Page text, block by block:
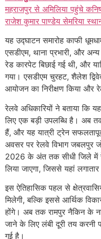
महराजपुर से अमिलिया पहुंचे
राजेश कुमार पाण्डेय सेमरिया
यह उद्घाटन समारोह काफी
एसडीएम, थाना प्रभारी, और
रेड कारपेट बिछाई गई थी, और
गया। एसडीएम चुरहट, शैलेश
आयोजन का निरीक्षण किया और
रेलवे अधिकारियों ने बताया कि
लिए एक बड़ी उपलब्धि है। अब
हैं, और यह यात्री ट्रेन
अवसर पर रेलवे विभाग जबलपुर
2026 के अंत तक सीधी जिले में
लिया जाएगा, जिससे यहां
इस ऐतिहासिक पहल से
मिलेगी, बल्कि इससे आर्थिक
होंगे। अब तक रामपुर नैकिन के
जाने के लिए लंबी दूरी तय करनी
गई है।